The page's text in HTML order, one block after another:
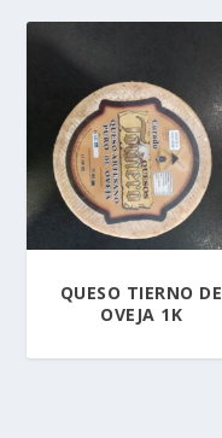
QUESO TIERNO DE
OVEJA 1K